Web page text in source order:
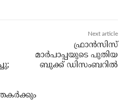
Next article
ഫ്രാന്‍സിസ്
മാര്‍പാപ്പയുടെ പുതിയ
ബുക്ക് ഡിസംബറില്‍